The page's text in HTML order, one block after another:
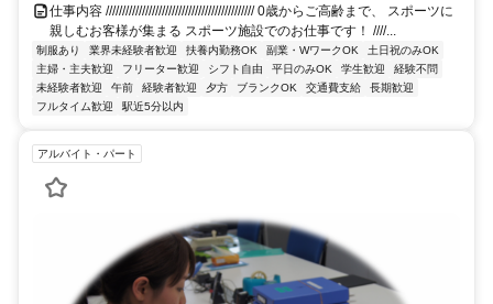
仕事内容 ///////////////////////////////////////////// 0歳からご高齢まで、 スポーツに
親しむお客様が集まる スポーツ施設でのお仕事です！ ////...
制服あり 業界未経験者歓迎 扶養内勤務OK 副業・WワークOK
土日祝のみOK
主婦・主夫歓迎
フリーター歓迎 シフト自由 平日のみOK 学生歓迎
経験不問
未経験者歓迎
午前 経験者歓迎 夕方 ブランクOK 交通費支給
長期歓迎
フルタイム歓迎
駅近5分以内
アルバイト・パート